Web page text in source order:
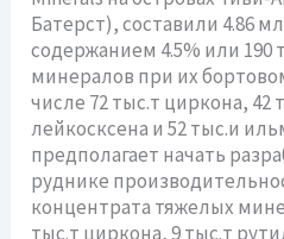
Батерст), составили 4.86
содержанием 4.5% или 190
минералов при их
числе 72 тыс.т циркона, 42
лейкосксена и 52 тыс.и
предполагает начать
руднике
концентрата тяжелых
тыс.т циркона, 9 тыс.т